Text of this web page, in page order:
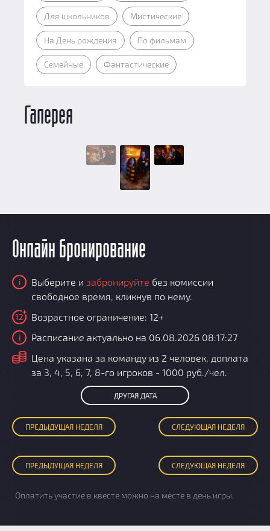
Для школьников Мистические
На День рождения По фильмам
Семейные Фантастические
Галерея
Онлайн бронирование
i Выберите и забронируйте без комиссии
свободное время, кликнув по нему.
12 Возрастное ограничение: 12+
i Расписание актуально на 06.08.2026 08:17:27
i
Цена указана за команду из 2 человек, доплата
за 3, 4, 5, 6, 7, 8-го игроков - 1000 руб./чел.
ДРУГАЯ ДАТА
ПРЕДЫДУЩАЯ НЕДЕЛЯ СЛЕДУЮЩАЯ НЕДЕЛЯ
ПРЕДЫДУЩАЯ НЕДЕЛЯ СЛЕДУЮЩАЯ НЕДЕЛЯ
Оплатить участие в квесте можно на месте в день игры.